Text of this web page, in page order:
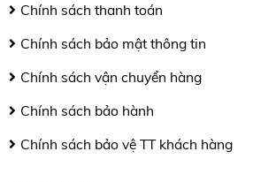
Chính sách thanh toán
Chính sách bảo mật thông tin
Chính sách vận chuyển hàng
Chính sách bảo hành
Chính sách bảo vệ TT khách hàng